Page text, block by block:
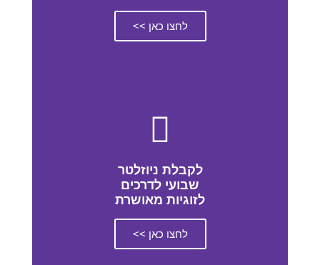
לחצו כאן >>
לקבלת ניוזלטר
שבועי לדרכים
לזוגיות מאושרת
לחצו כאן >>